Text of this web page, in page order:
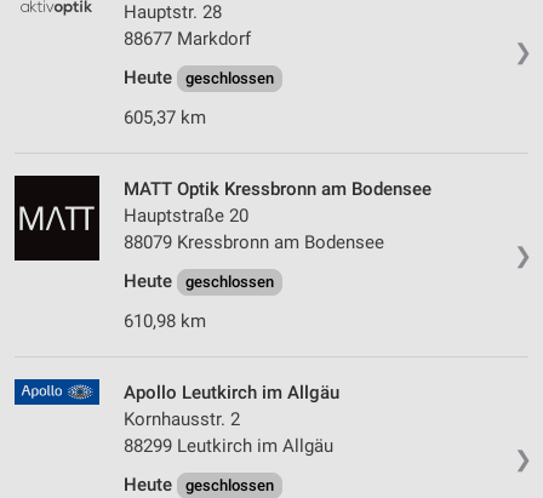
❯
Hauptstr. 28
88677 Markdorf
Heute
geschlossen
605,37 km
❯
MATT Optik Kressbronn am Bodensee
Hauptstraße 20
88079 Kressbronn am Bodensee
Heute
geschlossen
610,98 km
❯
Apollo Leutkirch im Allgäu
Kornhausstr. 2
88299 Leutkirch im Allgäu
Heute
geschlossen